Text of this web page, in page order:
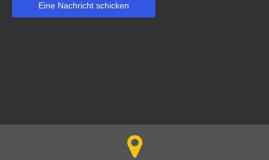
Eine Nachricht schicken
